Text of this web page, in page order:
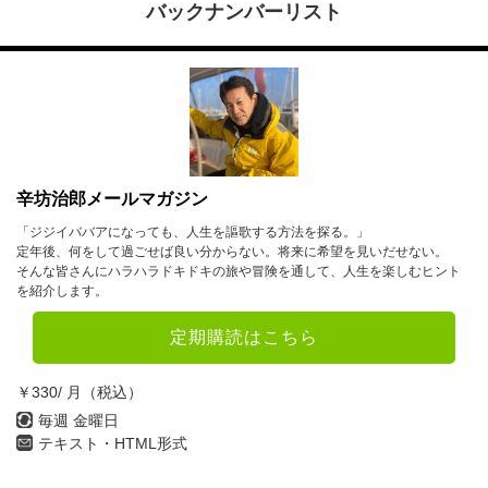
バックナンバーリスト
辛坊治郎メールマガジン
「ジジイババアになっても、人生を謳歌する方法を探る。」
定年後、何をして過ごせば良い分からない。将来に希望を見いだせない。
そんな皆さんにハラハラドキドキの旅や冒険を通して、人生を楽しむヒント
を紹介します。
定期購読はこちら
￥330/ 月（税込）
毎週 金曜日
テキスト・HTML形式